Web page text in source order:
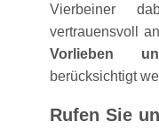
Vierbeiner
vertrauensvoll
Vorlieben
berücksichtigt
Rufen Sie